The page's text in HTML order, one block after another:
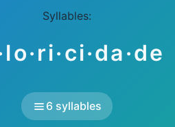
Syllables:
6 syllables